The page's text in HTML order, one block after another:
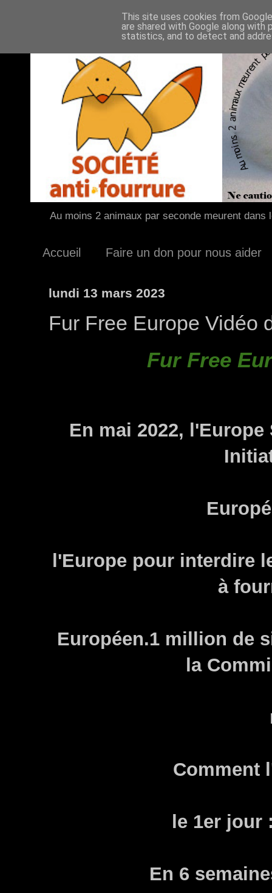
Au moins 2 animaux par seconde meurent
Accueil Faire un don pour nous aider
lundi 13 mars 2023
Fur Free Europe Vidéo
Fur Free
En mai 2022,
l'Europe pour interdire
à
Européen.1 million de
la
Comment
le 1er jour
En 6
This site uses cookies from
are shared with Google along
statistics, and to detect and